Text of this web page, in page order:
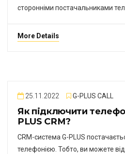
сторонніми постачальниками
More Details
25.11.2022 G-PLUS CALL
Як підключити
PLUS CRM?
CRM-система G-PLUS
телефонією. Тобто, ви можете